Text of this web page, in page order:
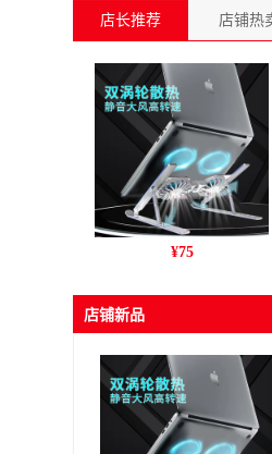
店长推荐 店铺热
跨境新款C9pro笔记本电脑
¥75
店铺新品